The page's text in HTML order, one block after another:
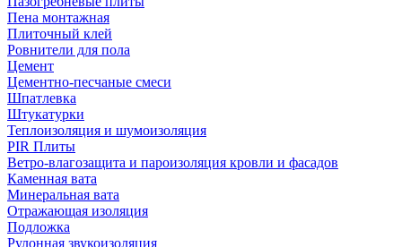
Пена монтажная
Плиточный клей
Ровнители для пола
Цемент
Цементно-песчаные смеси
Шпатлевка
Штукатурки
Теплоизоляция и шумоизоляция
PIR Плиты
Ветро-влагозащита и пароизоляция кровли и фасадов
Каменная вата
Минеральная вата
Отражающая изоляция
Подложка
Рулонная звукоизоляция